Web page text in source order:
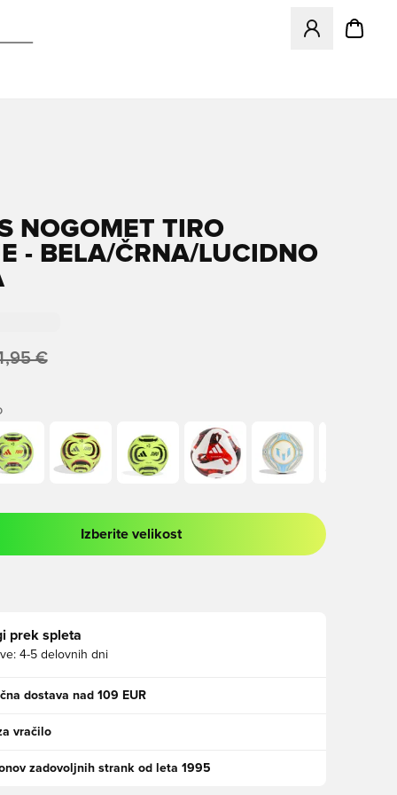
Odpre Modal
NOGOMET TIRO
- BELA/ČRNA/LUCIDNO
€
prijavo ali vpis kot član
Izberite velikost
prek spleta
4-5 delovnih dni
dostava nad 109 EUR
vračilo
zadovoljnih strank od leta 1995